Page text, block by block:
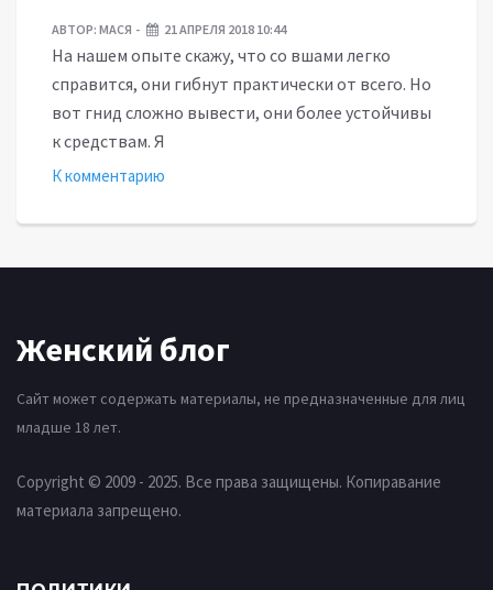
АВТОР: МАСЯ 21 АПРЕЛЯ 2018 10:44
На нашем опыте скажу, что со вшами легко
справится, они гибнут практически от всего. Но
вот гнид сложно вывести, они более устойчивы
к средствам. Я
К комментарию
Женский блог
Сайт может содержать материалы, не предназначенные для лиц
младше 18 лет.
Copyright © 2009 - 2025. Все права защищены. Копиравание
материала запрещено.